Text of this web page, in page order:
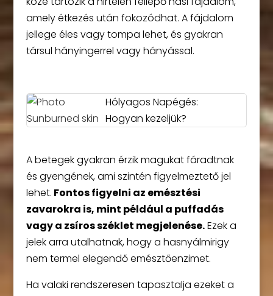
amely étkezés után fokozódhat. A fájdalom
jellege éles vagy tompa lehet, és gyakran
társul hányingerrel vagy hányással.
Hólyagos Napégés:
Hogyan kezeljük?
A betegek gyakran érzik magukat fáradtnak
és gyengének, ami szintén figyelmeztető jel
lehet. Fontos figyelni az emésztési
zavarokra is, mint például a puffadás
vagy a zsíros széklet megjelenése.Ezek a
jelek arra utalhatnak, hogy a hasnyálmirigy
nem termel elegendő emésztőenzimet.
Ha valaki rendszeresen tapasztalja ezeket a